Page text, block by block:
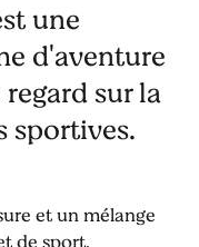
une
d'aventure
sur la
sportives.
et un mélange